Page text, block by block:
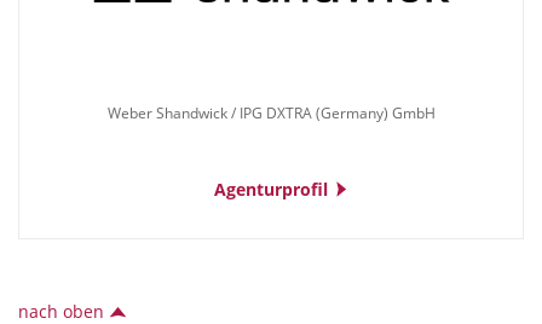
Weber Shandwick / IPG DXTRA (Germany) GmbH
Agenturprofil
nach oben